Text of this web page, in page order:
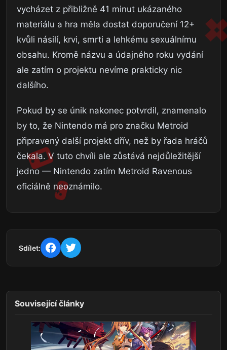
vycházet z přibližně 41 minut ukázaného
materiálu a hra měla dostat doporučení 12+
kvůli násilí, krvi, smrti a lehkému sexuálnímu
obsahu. Kromě názvu a údajného roku vydání
ale zatím o projektu nevíme prakticky nic
dalšího.
Pokud by se únik nakonec potvrdil, znamenalo
by to, že Nintendo má pro značku Metroid
připravený další projekt dřív, než by řada hráčů
čekala. V tuto chvíli ale zůstává nejdůležitější
jedno — Nintendo zatím Metroid Ravenous
oficiálně neoznámilo.
Sdílet:
Související články